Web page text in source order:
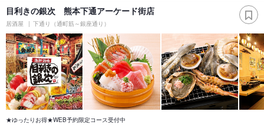
目利きの銀次 熊本下通アーケード街店
居酒屋 下通り（通町筋～銀座通り）
★ゆったりお得★WEB予約限定コース受付中